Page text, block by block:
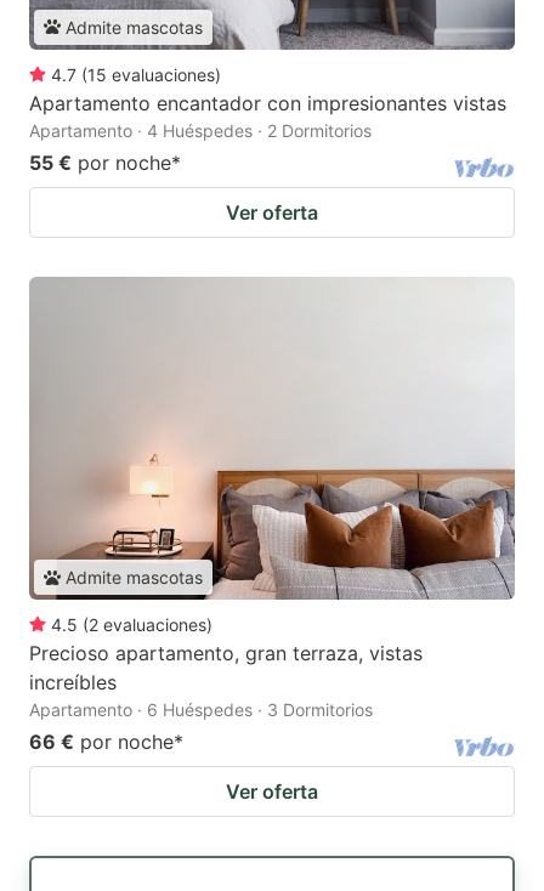
Admite mascotas
4.7 (15 evaluaciones)
Apartamento encantador con impresionantes vistas
Apartamento · 4 Huéspedes · 2 Dormitorios
55 € por noche*
Ver oferta
Admite mascotas
4.5 (2 evaluaciones)
Precioso apartamento, gran terraza, vistas
increíbles
Apartamento · 6 Huéspedes · 3 Dormitorios
66 € por noche*
Ver oferta